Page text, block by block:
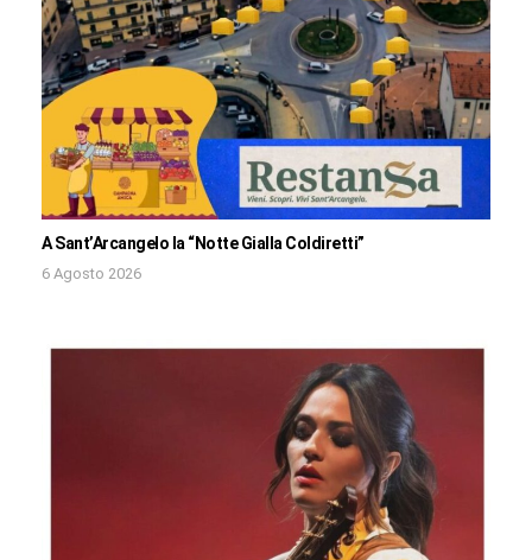
A Sant’Arcangelo la “Notte Gialla Coldiretti”
6 Agosto 2026